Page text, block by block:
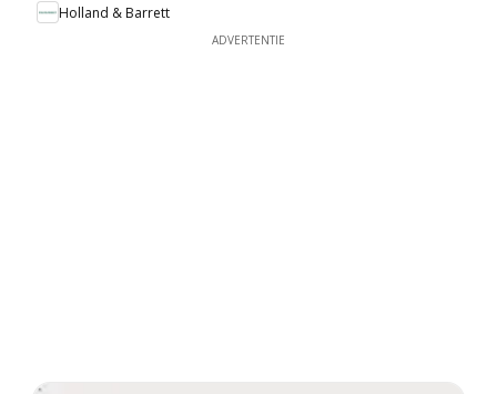
Holland & Barrett
ADVERTENTIE